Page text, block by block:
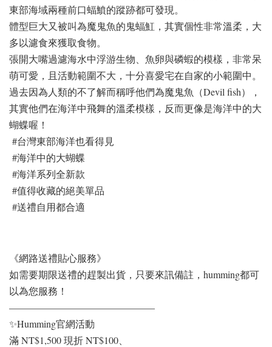
東部海域兩種前口蝠鱝的蹤跡都可發現。
體型巨大又被叫為魔鬼魚的鬼蝠魟，其實個性非常溫柔，大
多以濾食來獲取食物。
張開大嘴過濾海水中浮游生物、魚卵與磷蝦的模樣，非常呆
萌可愛，且活動範圍不大，十分喜愛宅在自家的小範圍中。
過去因為人類的不了解而稱呼他們為魔鬼魚（Devil fish），
其實他們在海洋中飛舞的溫柔模樣，反而更像是海洋中的大
蝴蝶喔！
#台灣東部海洋也看得見
#海洋中的大蝴蝶
#海洋系列全新款
#值得收藏的絕美單品
#送禮自用都合適
《網路送禮貼心服務》
如需要期限送禮的趕製出貨，只要來訊備註，humming都可
以為您服務！
———————————————
✨Humming官網活動
滿 NT$1,500 現折 NT$100、